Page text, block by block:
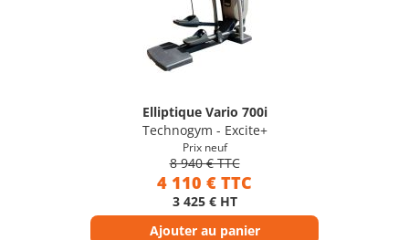
Elliptique Vario 700i
Technogym - Excite+
Prix neuf
8 940 € TTC
4 110 € TTC
3 425 € HT
Ajouter au panier